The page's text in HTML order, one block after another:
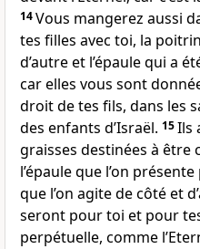
14Vous mangerez aussi
tes filles avec toi, la
d’autre et l’épaule qui a
car elles vous sont
droit de tes fils, dans les
des enfants d’Israël. 15Ils
graisses destinées à être
l’épaule que l’on
que l’on agite de côté et
seront pour toi et pour
perpétuelle, comme